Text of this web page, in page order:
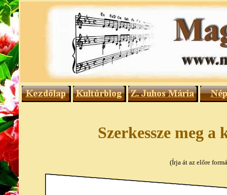
Szerkessze meg
(Írja át az előre